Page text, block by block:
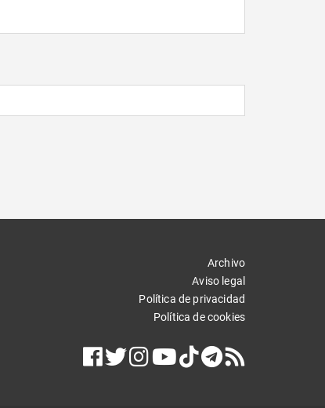
Archivo
Aviso legal
Política de privacidad
Política de cookies